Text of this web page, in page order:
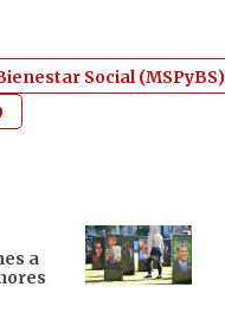
Social (MSPyBS)
a